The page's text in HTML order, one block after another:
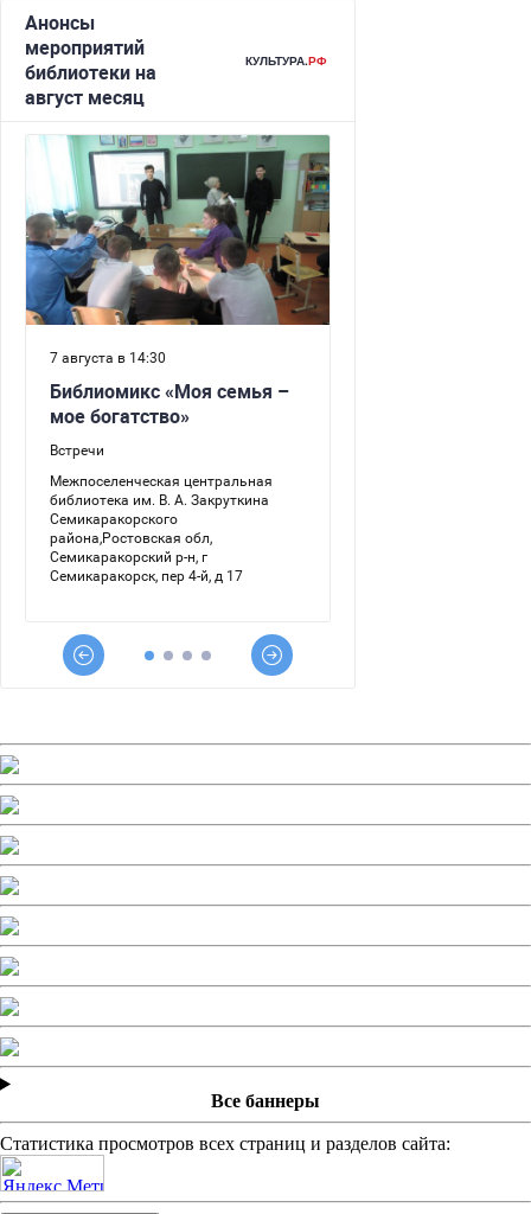
Все баннеры
Статистика просмотров всех страниц и разделов сайта: